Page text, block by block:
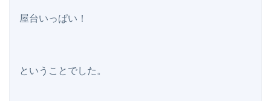
屋台いっぱい！
ということでした。